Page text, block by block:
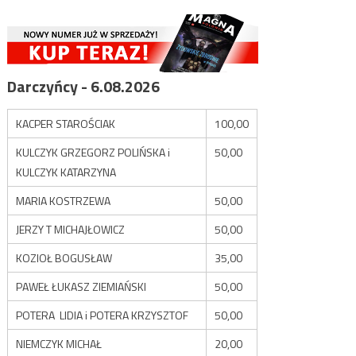
Darczyńcy - 6.08.2026
KACPER STAROŚCIAK
100,00
KULCZYK GRZEGORZ POLIŃSKA i
KULCZYK KATARZYNA
50,00
MARIA KOSTRZEWA
50,00
JERZY T MICHAJŁOWICZ
50,00
KOZIOŁ BOGUSŁAW
35,00
PAWEŁ ŁUKASZ ZIEMIAŃSKI
50,00
POTERA LIDIA i POTERA KRZYSZTOF
50,00
NIEMCZYK MICHAŁ
20,00